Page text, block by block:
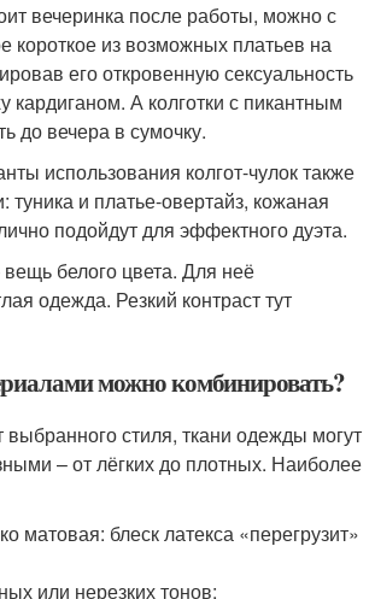
вечеринка после работы, можно с
короткое из возможных платьев на
его откровенную сексуальность
кардиганом. А колготки с пикантным
до вечера в сумочку.
использования колгот-чулок также
туника и платье-овертайз, кожаная
подойдут для эффектного дуэта.
белого цвета. Для неё
одежда. Резкий контраст тут
можно комбинировать?
выбранного стиля, ткани одежды могут
– от лёгких до плотных. Наиболее
матовая: блеск латекса «перегрузит»
или нерезких тонов;